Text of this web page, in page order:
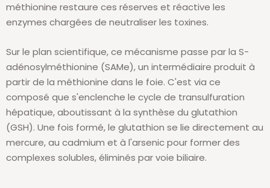
méthionine restaure ces réserves et réactive les
enzymes chargées de neutraliser les toxines.
Sur le plan scientifique, ce mécanisme passe par la S-
adénosylméthionine (SAMe), un intermédiaire produit à
partir de la méthionine dans le foie. C'est via ce
composé que s'enclenche le cycle de transulfuration
hépatique, aboutissant à la synthèse du glutathion
(GSH). Une fois formé, le glutathion se lie directement au
mercure, au cadmium et à l'arsenic pour former des
complexes solubles, éliminés par voie biliaire.